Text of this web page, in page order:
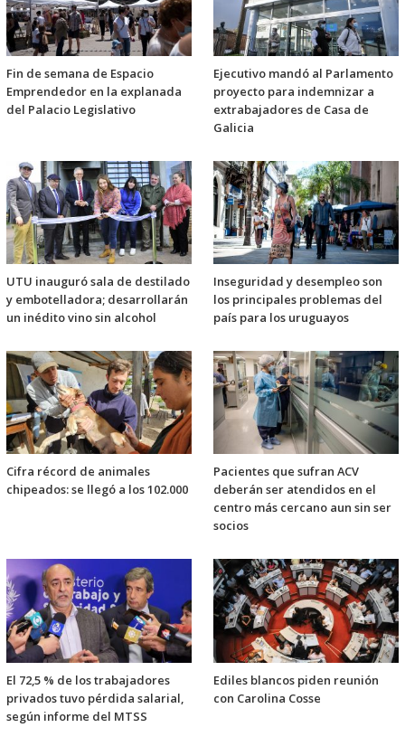
Fin de semana de Espacio
Emprendedor en la explanada
del Palacio Legislativo
Ejecutivo mandó al Parlamento
proyecto para indemnizar a
extrabajadores de Casa de
Galicia
UTU inauguró sala de destilado
y embotelladora; desarrollarán
un inédito vino sin alcohol
Inseguridad y desempleo son
los principales problemas del
país para los uruguayos
Cifra récord de animales
chipeados: se llegó a los 102.000
Pacientes que sufran ACV
deberán ser atendidos en el
centro más cercano aun sin ser
socios
El 72,5 % de los trabajadores
privados tuvo pérdida salarial,
según informe del MTSS
Ediles blancos piden reunión
con Carolina Cosse